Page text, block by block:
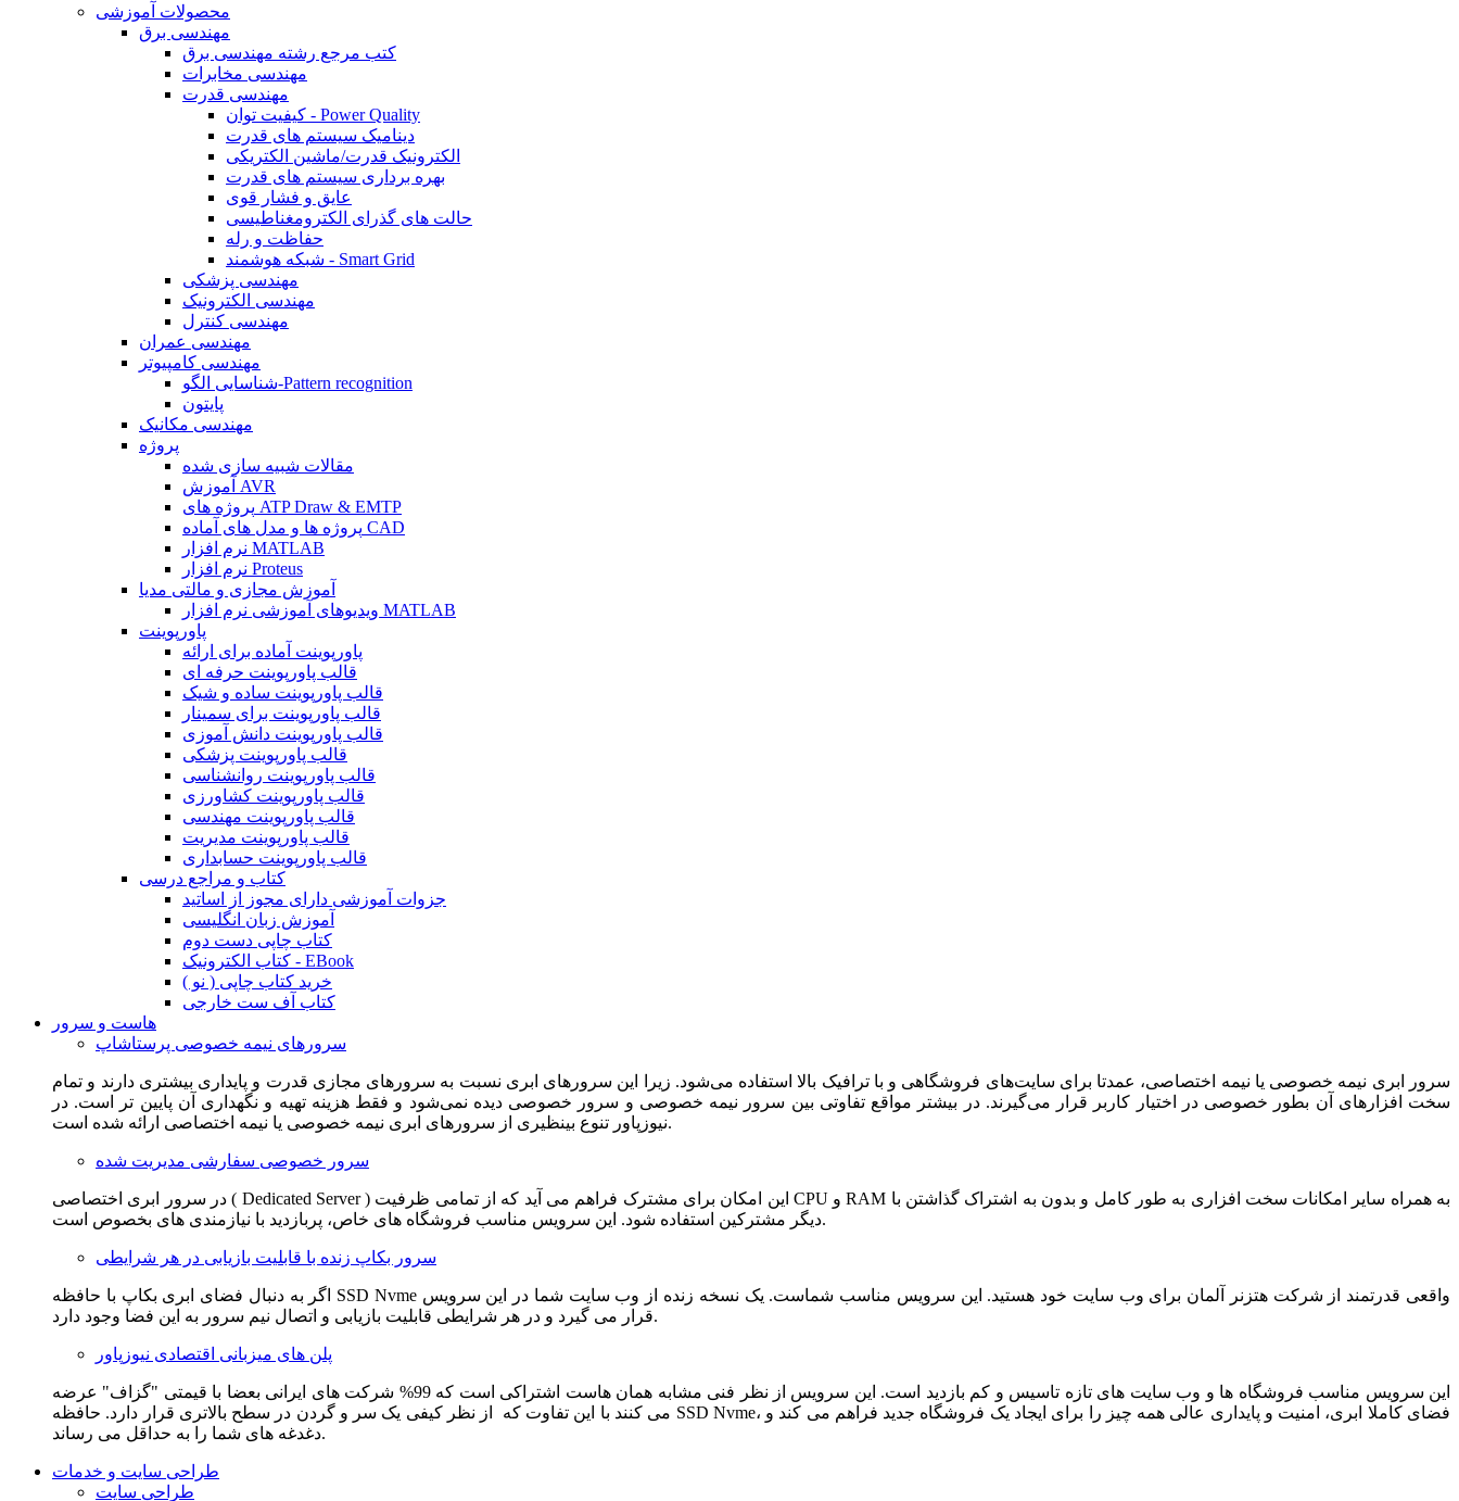
محصولات آموزشی
مهندسی برق
کتب مرجع رشته مهندسی برق
مهندسی مخابرات
مهندسی قدرت
کیفیت توان - Power Quality
دینامیک سیستم های قدرت
الکترونیک قدرت/ماشین الکتریکی
بهره برداری سیستم های قدرت
عایق و فشار قوی
حالت های گذرای الکترومغناطیسی
حفاظت و رله
شبکه هوشمند - Smart Grid
مهندسی پزشکی
مهندسی الکترونیک
مهندسی کنترل
مهندسی عمران
مهندسی کامپیوتر
شناسایی الگو-Pattern recognition
پایتون
مهندسی مکانیک
پروژه
مقالات شبیه سازی شده
آموزش AVR
پروژه های ATP Draw & EMTP
پروژه ها و مدل های آماده CAD
نرم افزار MATLAB
نرم افزار Proteus
آموزش مجازی و مالتی مدیا
ویدیوهای آموزشی نرم افزار MATLAB
پاورپوینت
پاورپوینت آماده برای ارائه
قالب پاورپوینت حرفه ای
قالب پاورپوینت ساده و شیک
قالب پاورپوینت برای سمینار
قالب پاورپوینت دانش آموزی
قالب پاورپوینت پزشکی
قالب پاورپوینت روانشناسی
قالب پاورپوینت کشاورزی
قالب پاورپوینت مهندسی
قالب پاورپوینت مدیریت
قالب پاورپوینت حسابداری
کتاب و مراجع درسی
جزوات آموزشی دارای مجوز از اساتید
آموزش زبان انگلیسی
کتاب چاپی دست دوم
کتاب الکترونیک - EBook
خرید کتاب چاپی ( نو )
کتاب آف ست خارجی
هاست و سرور
سرورهای نیمه خصوصی پرستاشاپ
سرور ابری نیمه خصوصی یا نیمه اختصاصی، عمدتا برای سایت‌های فروشگاهی و با ترافیک بالا استفاده می‌شود. زیرا این سرورهای ابری نسبت به سرورهای مجازی قدرت و پایداری بیشتری دارند و تمام
سخت افزارهای آن بطور خصوصی در اختیار کاربر قرار می‌گیرند. در بیشتر مواقع تفاوتی بین سرور نیمه خصوصی و سرور خصوصی دیده نمی‌شود و فقط هزینه تهیه و نگهداری آن پایین تر است. در
نیوزپاور تنوع بینظیری از سرورهای ابری نیمه خصوصی یا نیمه اختصاصی ارائه شده است.
سرور خصوصی سفارشی مدیریت شده
در سرور ابری اختصاصی ( Dedicated Server ) این امکان برای مشترک فراهم می آید که از تمامی ظرفیت CPU و RAM به همراه سایر امکانات سخت افزاری به طور کامل و بدون به اشتراک گذاشتن با
دیگر مشترکین استفاده شود. این سرویس مناسب فروشگاه های خاص، پربازدید با نیازمندی های بخصوص است.
سرور بکاپ زنده با قابلیت بازیابی در هر شرایطی
اگر به دنبال فضای ابری بکاپ با حافظه SSD Nvme واقعی قدرتمند از شرکت هتزنر آلمان برای وب سایت خود هستید. این سرویس مناسب شماست. یک نسخه زنده از وب سایت شما در این سرویس
قرار می گیرد و در هر شرایطی قابلیت بازیابی و اتصال نیم سرور به این فضا وجود دارد.
پلن های میزبانی اقتصادی نیوزپاور
این سرویس مناسب فروشگاه ها و وب سایت های تازه تاسیس و کم بازدید است. این سرویس از نظر فنی مشابه همان هاست اشتراکی است که 99% شرکت های ایرانی بعضا با قیمتی "گزاف" عرضه
می کنند با این تفاوت که از نظر کیفی یک سر و گردن در سطح بالاتری قرار دارد. حافظه SSD Nvme، فضای کاملا ابری، امنیت و پایداری عالی همه چیز را برای ایجاد یک فروشگاه جدید فراهم می کند و
دغدغه های شما را به حداقل می رساند.
طراحی سایت و خدمات
طراحی سایت